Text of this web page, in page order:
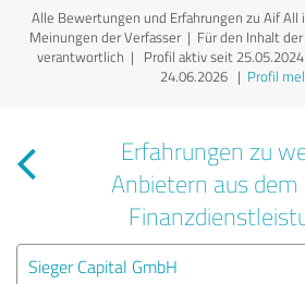
Alle Bewertungen und Erfahrungen zu Aif All
Meinungen der Verfasser | Für den Inhalt
verantwortlich | Profil aktiv seit
24.06.2026 | Profil
Erfahrungen zu
Anbietern aus dem
Sieger Capital GmbH